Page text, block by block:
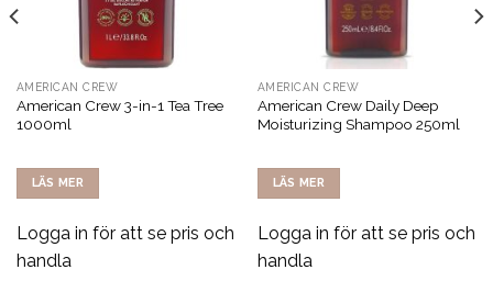
AMERICAN CREW
American Crew 3-in-1 Tea Tree
1000ml
LÄS MER
Logga in för att se pris och
handla
AMERICAN CREW
American Crew Daily Deep
Moisturizing Shampoo 250ml
LÄS MER
Logga in för att se pris och
handla